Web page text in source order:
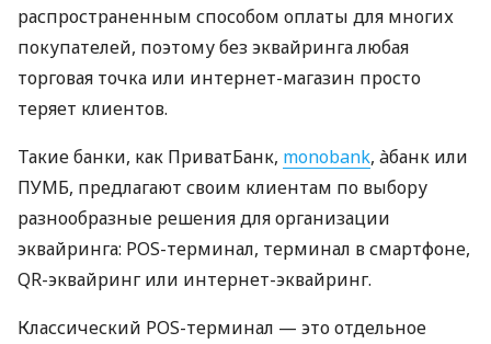
распространенным способом оплаты для многих
покупателей, поэтому без эквайринга любая
торговая точка или интернет-магазин просто
теряет клиентов.
Такие банки, как ПриватБанк, monobank, àбанк или
ПУМБ, предлагают своим клиентам по выбору
разнообразные решения для организации
эквайринга: POS-терминал, терминал в смартфоне,
QR-эквайринг или интернет-эквайринг.
Классический POS-терминал — это отдельное